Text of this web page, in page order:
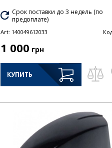
Срок поставки до 3 недель (по
предоплате)
Art: 140049612033
1 000 грн
КУПИТЬ